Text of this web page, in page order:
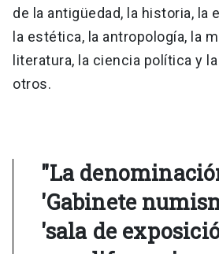
de la antigüedad, la historia, la
la estética, la antropología, la
literatura, la ciencia política y
otros.
"La
'Gabinete
'sala de